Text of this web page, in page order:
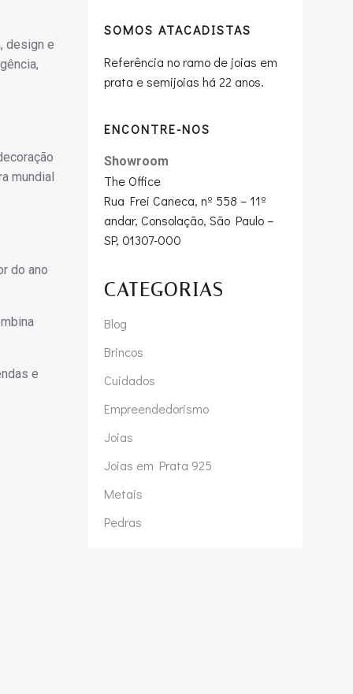
design e
mundial
do ano
e
SOMOS ATACADISTAS
Referência no ramo de joias em
prata e semijoias há 22 anos.
ENCONTRE-NOS
Showroom
The Office
Rua Frei Caneca, nº 558 – 11º
andar, Consolação, São Paulo –
SP, 01307-000
CATEGORIAS
Blog
Brincos
Cuidados
Empreendedorismo
Joias
Joias em Prata 925
Metais
Pedras